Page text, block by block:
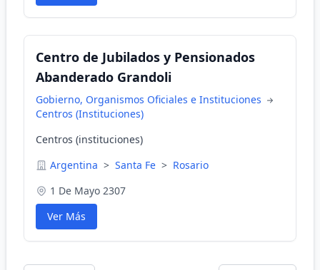
Centro de Jubilados y Pensionados
Abanderado Grandoli
Gobierno, Organismos Oficiales e Instituciones
Centros (Instituciones)
Centros (instituciones)
Argentina > Santa Fe > Rosario
1 De Mayo 2307
Ver Más